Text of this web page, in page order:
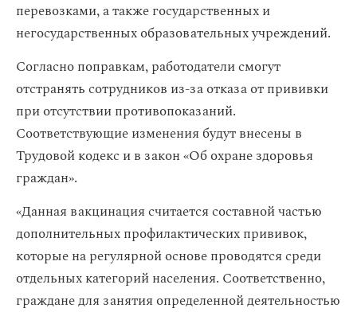
перевозками, а также государственных и
негосударственных образовательных учреждений.
Согласно поправкам, работодатели смогут
отстранять сотрудников из-за отказа от прививки
при отсутствии противопоказаний.
Соответствующие изменения будут внесены в
Трудовой кодекс и в закон «Об охране здоровья
граждан».
«Данная вакцинация считается составной частью
дополнительных профилактических прививок,
которые на регулярной основе проводятся среди
отдельных категорий населения. Соответственно,
граждане для занятия определенной деятельностью